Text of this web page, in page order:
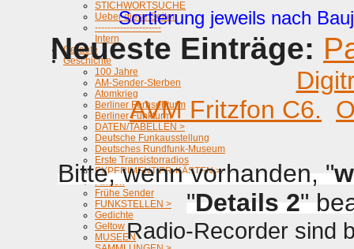
STICHWORTSUCHE
Ueber diese Seiten
---------------------
Intern
Geraete
Geschichte
100 Jahre
AM-Sender-Sterben
Atomkrieg
Berliner Fernsehturm
Berliner Funkturm
DATEN/TABELLEN >
Deutsche Funkausstellung
Deutsches Rundfunk-Museum
Erste Transistorradios
EXPERIMENTIER-KÄSTEN >
Firmen
Frühe Sender
FUNKSTELLEN >
Gedichte
Geltow
MUSEEN
Sortierung jeweils nach
Neueste Einträge:
AVM Fritzfon C6.
Bitte, wenn vorhanden, "
"Details 2"
Radio-Recorder sind